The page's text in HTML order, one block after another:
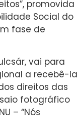
promovida
Social do
fase de
vai para
a recebê-
direitos das
fotográfico
– “Nós